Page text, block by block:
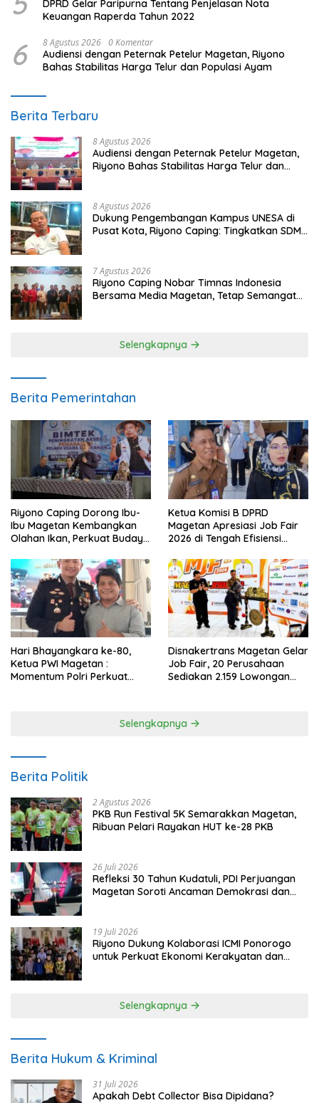
DPRD Gelar Paripurna Tentang Penjelasan Nota
Keuangan Raperda Tahun 2022
6 8 Agustus 2026 0 Komentar
Audiensi dengan Peternak Petelur Magetan, Riyono
Bahas Stabilitas Harga Telur dan Populasi Ayam
Berita Terbaru
8 Agustus 2026
Audiensi dengan Peternak Petelur Magetan,
Riyono Bahas Stabilitas Harga Telur dan
8 Agustus 2026
Dukung Pengembangan Kampus UNESA di
Pusat Kota, Riyono Caping: Tingkatkan SDM
7 Agustus 2026
Riyono Caping Nobar Timnas Indonesia
Bersama Media Magetan, Tetap Semangat
Selengkapnya
Berita Pemerintahan
Riyono Caping Dorong Ibu-
Ibu Magetan Kembangkan
Olahan Ikan, Perkuat Budaya
Ketua Komisi B DPRD
Magetan Apresiasi Job Fair
2026 di Tengah Efisiensi
Hari Bhayangkara ke-80,
Ketua PWI Magetan :
Momentum Polri Perkuat
Disnakertrans Magetan Gelar
Job Fair, 20 Perusahaan
Sediakan 2.159 Lowongan
Selengkapnya
Berita Politik
2 Agustus 2026
PKB Run Festival 5K Semarakkan Magetan,
Ribuan Pelari Rayakan HUT ke-28 PKB
26 Juli 2026
Refleksi 30 Tahun Kudatuli, PDI Perjuangan
Magetan Soroti Ancaman Demokrasi dan
19 Juli 2026
Riyono Dukung Kolaborasi ICMI Ponorogo
untuk Perkuat Ekonomi Kerakyatan dan
Selengkapnya
Berita Hukum & Kriminal
31 Juli 2026
Apakah Debt Collector Bisa Dipidana?